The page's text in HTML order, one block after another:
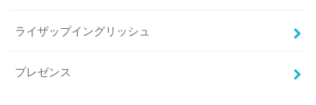
ライザップイングリッシュ
プレゼンス